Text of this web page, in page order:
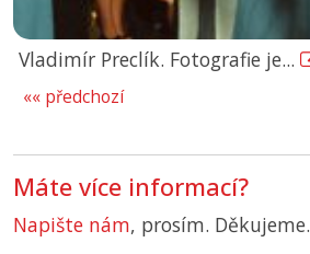
Vladimír Preclík. Fotografie je...
«« předchozí
Máte více informací?
Napište nám, prosím. Děkujeme.